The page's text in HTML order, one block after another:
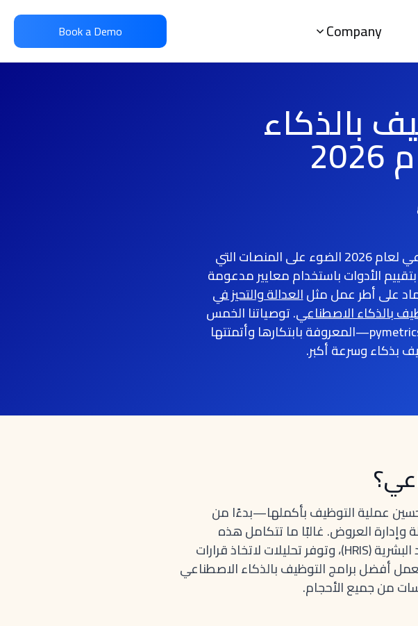
Company
Book a Demo
بالذكاء
يسلط دليلنا النهائي لأفضل برامج التوظيف بالذكاء الاصطناعي لعام 2026 الضوء على المنصات التي
الأدوات باستخدام معايير مدعومة
على أطر عمل مثلالعدالة والتحيز في
بالذكاء الاصطناعي. توصياتنا الخمس
الأولى هي MokaHR، وEightfold.ai، وHireVue، وSeekOut، وpymetrics—المعروفة بابتكارها وأتمتتها
بذكاء وسرعة أكبر.
عملية التوظيف بأكملها—بدءًا من
وإدارة العروض. غالبًا ما تتكامل هذه
المنصات مع أنظمة تتبع المتقدمين (ATS) وأنظمة معلومات الموارد البشرية (HRIS)، وتوفر تحليلات لاتخاذ قرارات
أفضل برامج التوظيف بالذكاء الاصطناعي
من جميع الأحجام.